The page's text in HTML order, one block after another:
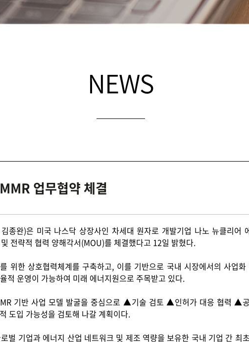
NEWS
업무협약 체결
김종완)은 미국 나스닥 상장사인 차세대 원자로 개발기업 나노 뉴클리어
전략적 협력 양해각서(MOU)를 체결했다고 12일 밝혔다.
위한 상호협력체계를 구축하고, 이를 기반으로 국내 시장에서의 사업
적 운영이 가능하여 미래 에너지원으로 주목받고 있다.
기반 사업 모델 발굴을 중심으로 ▲기술 검토 ▲인허가 대응 협력 ▲
도입 가능성을 검토해 나갈 계획이다.
벌 기업과 에너지 산업 네트워크 및 제조 역량을 보유한 국내 기업 간 최